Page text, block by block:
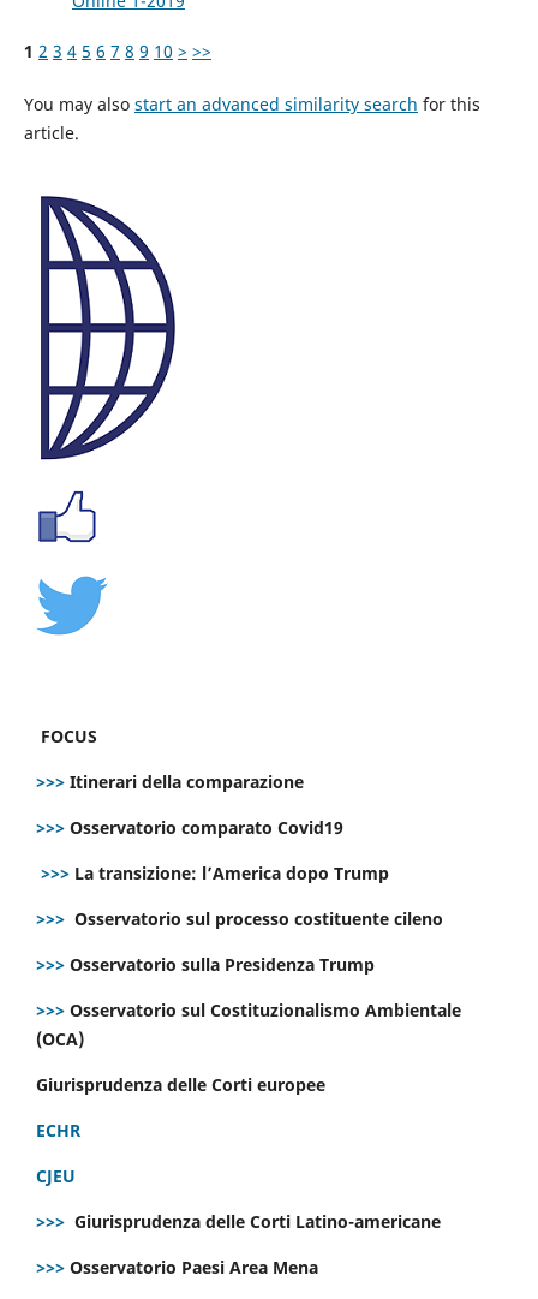
1 2 3 4 5 6 7 8 9 10 > >>
You may also start an advanced similarity search for this
article.
FOCUS
>>> Itinerari della comparazione
>>> Osservatorio comparato Covid19
>>> La transizione: l’America dopo Trump
>>> Osservatorio sul processo costituente cileno
>>> Osservatorio sulla Presidenza Trump
>>> Osservatorio sul Costituzionalismo Ambientale
(OCA)
Giurisprudenza delle Corti europee
ECHR
CJEU
>>> Giurisprudenza delle Corti Latino-americane
>>> Osservatorio Paesi Area Mena